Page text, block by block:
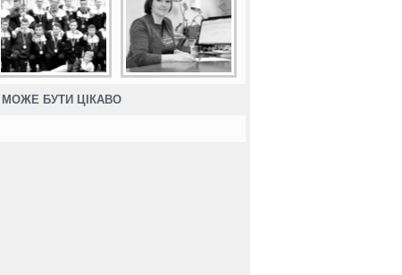
МОЖЕ БУТИ ЦІКАВО